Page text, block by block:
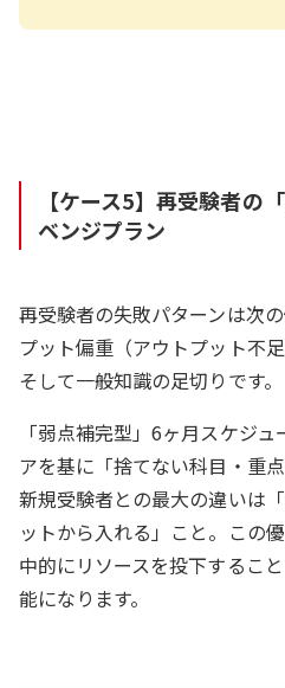
【ケース5】再受験者の
ベンジプラン
再受験者の失敗パターンは次
プット偏重（アウトプット不
そして一般知識の足切りです。
「弱点補完型」6ヶ月スケジ
アを基に「捨てない科目・重
新規受験者との最大の違いは
ットから入れる」こと。この
中的にリソースを投下するこ
能になります。